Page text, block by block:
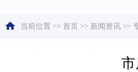
当前位置 >> 首页 >> 新闻资讯 >>